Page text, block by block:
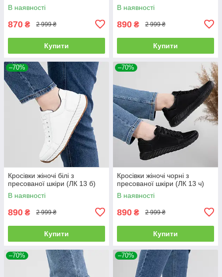
В наявності
870 ₴ 2 999 ₴
Купити
В наявності
890 ₴ 2 999 ₴
Купити
–70%
Кросівки жіночі білі з
пресованої шкіри (ЛК 13 б)
В наявності
890 ₴ 2 999 ₴
Купити
–70%
Кросівки жіночі чорні з
пресованої шкіри (ЛК 13 ч)
В наявності
890 ₴ 2 999 ₴
Купити
–70% –70%